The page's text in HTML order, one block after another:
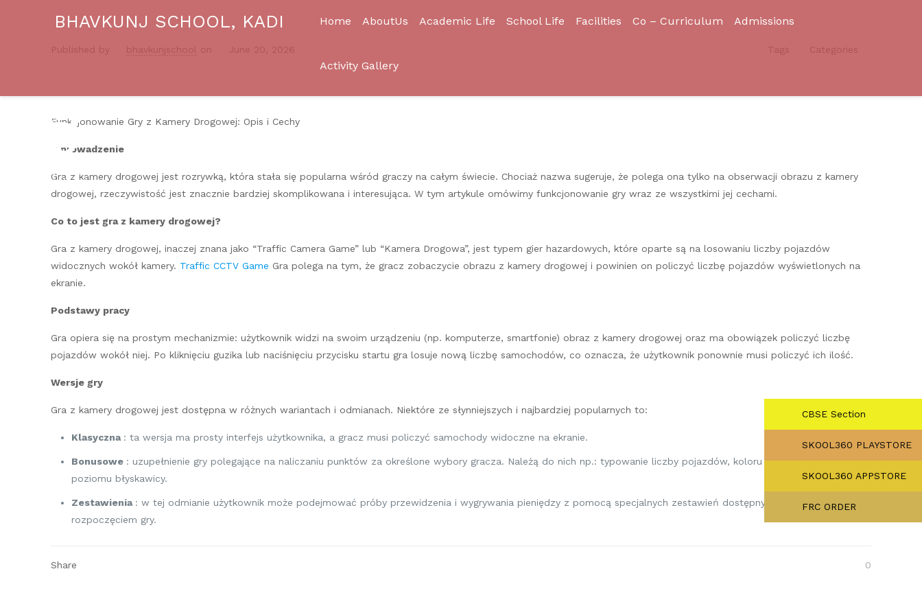
BHAVKUNJ SCHOOL, KADI Home AboutUs Academic Life School Life Facilities Co – Curriculum Admissions
Activity Gallery
Published by bhavkunjschool on June 20, 2026 Categories
Tags
Funkcjonowanie Gry z Kamery Drogowej: Opis i Cechy
Wprowadzenie
Gra z kamery drogowej jest rozrywką, która stała się popularna wśród graczy na całym świecie. Chociaż nazwa sugeruje, że polega ona tylko na obserwacji obrazu z kamery
drogowej, rzeczywistość jest znacznie bardziej skomplikowana i interesująca. W tym artykule omówimy funkcjonowanie gry wraz ze wszystkimi jej cechami.
Co to jest gra z kamery drogowej?
Gra z kamery drogowej, inaczej znana jako “Traffic Camera Game” lub “Kamera Drogowa”, jest typem gier hazardowych, które oparte są na losowaniu liczby pojazdów
widocznych wokół kamery. Traffic CCTV Game Gra polega na tym, że gracz zobaczycie obrazu z kamery drogowej i powinien on policzyć liczbę pojazdów wyświetlonych na
ekranie.
Podstawy pracy
Gra opiera się na prostym mechanizmie: użytkownik widzi na swoim urządzeniu (np. komputerze, smartfonie) obraz z kamery drogowej oraz ma obowiązek policzyć liczbę
pojazdów wokół niej. Po kliknięciu guzika lub naciśnięciu przycisku startu gra losuje nową liczbę samochodów, co oznacza, że użytkownik ponownie musi policzyć ich ilość.
Wersje gry
Gra z kamery drogowej jest dostępna w różnych wariantach i odmianach. Niektóre ze słynniejszych i najbardziej popularnych to:
Klasyczna : ta wersja ma prosty interfejs użytkownika, a gracz musi policzyć samochody widoczne na ekranie.
Bonusowe : uzupełnienie gry polegające na naliczaniu punktów za określone wybory gracza. Należą do nich np.: typowanie liczby pojazdów, koloru samochodu czy
poziomu błyskawicy.
Zestawienia : w tej odmianie użytkownik może podejmować próby przewidzenia i wygrywania pieniędzy z pomocą specjalnych zestawień dostępnych przed
rozpoczęciem gry.
Share 0
CBSE Section
SKOOL360 PLAYSTORE
SKOOL360 APPSTORE
FRC ORDER